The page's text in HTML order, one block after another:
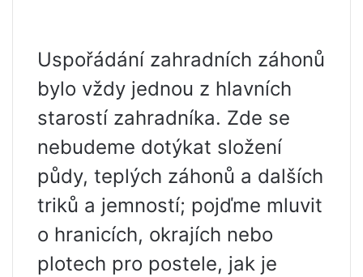
Uspořádání zahradních záhonů
bylo vždy jednou z hlavních
starostí zahradníka. Zde se
nebudeme dotýkat složení
půdy, teplých záhonů a dalších
triků a jemností; pojďme mluvit
o hranicích, okrajích nebo
plotech pro postele, jak je